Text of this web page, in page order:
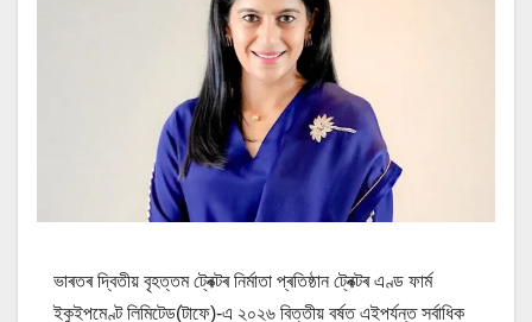
ভাৰতৰ দ্বিতীয় বৃহত্তম ট্ৰেক্টৰ নিৰ্মাতা প্ৰতিষ্ঠান ট্ৰেক্টৰ এণ্ড ফাৰ্ম
ইকুইপমেণ্ট লিমিটেড(টাফে)-এ ২০২৬ বিত্তীয় বৰ্ষত এইপৰ্যন্ত সৰ্বাধিক